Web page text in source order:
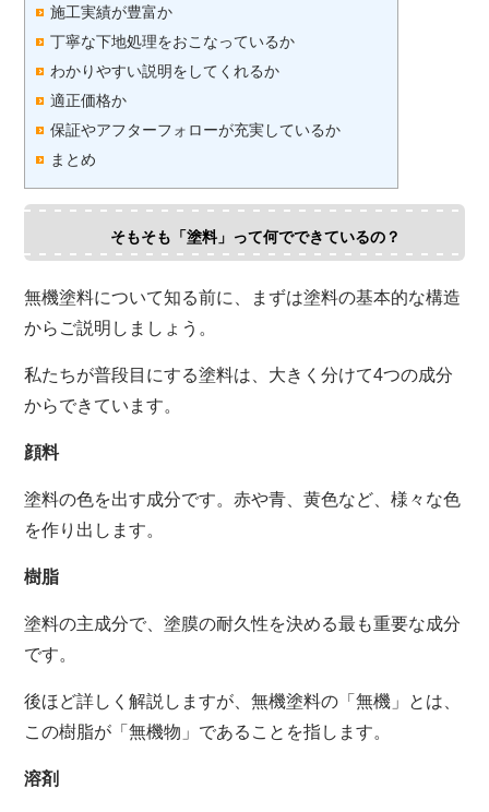
施工実績が豊富か
丁寧な下地処理をおこなっているか
わかりやすい説明をしてくれるか
適正価格か
保証やアフターフォローが充実しているか
まとめ
そもそも「塗料」って何でできているの？
無機塗料について知る前に、まずは塗料の基本的な構造
からご説明しましょう。
私たちが普段目にする塗料は、大きく分けて4つの成分
からできています。
顔料
塗料の色を出す成分です。赤や青、黄色など、様々な色
を作り出します。
樹脂
塗料の主成分で、塗膜の耐久性を決める最も重要な成分
です。
後ほど詳しく解説しますが、無機塗料の「無機」とは、
この樹脂が「無機物」であることを指します。
溶剤